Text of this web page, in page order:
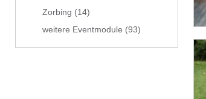
Zorbing (14)
weitere Eventmodule (93)